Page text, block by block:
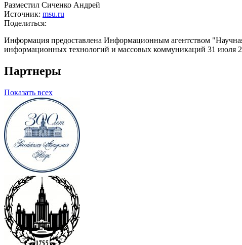
Разместил Сиченко Андрей
Источник: msu.ru
Поделиться:
Информация предоставлена Информационным агентством
информационных технологий и массовых коммуникаций 31 июля
Партнеры
Показать всех